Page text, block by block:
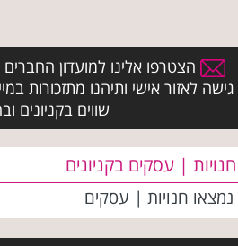
הצטרפו אלינו למועדון
גישה לאזור אישי ותיהנו מתזכורות
שווים בקניונים
חנויות | עסקים בקניונים
נמצאו חנויות | עסקים